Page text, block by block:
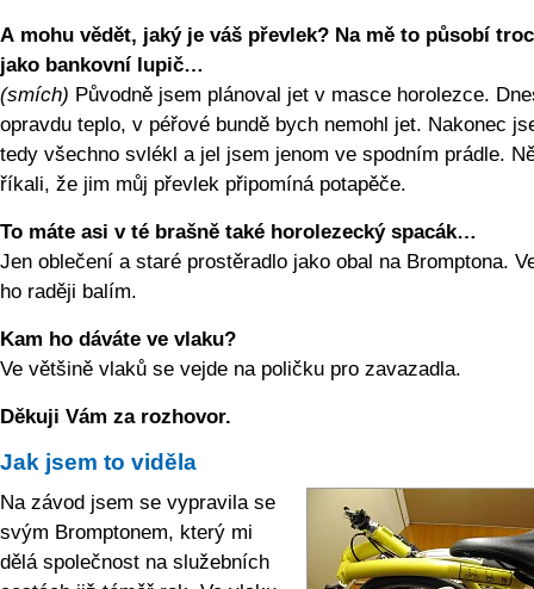
A mohu vědět, jaký je váš převlek? Na mě to působí
jako bankovní lupič…
(smích) Původně jsem plánoval jet v masce horolezce.
opravdu teplo, v péřové bundě bych nemohl jet. Nakonec
tedy všechno svlékl a jel jsem jenom ve spodním prádle.
říkali, že jim můj převlek připomíná potapěče.
To máte asi v té brašně také horolezecký spacák…
Jen oblečení a staré prostěradlo jako obal na Bromptona.
ho raději balím.
Kam ho dáváte ve vlaku?
Ve většině vlaků se vejde na poličku pro zavazadla.
Děkuji Vám za rozhovor.
Jak jsem to viděla
Na závod jsem se vypravila se
svým Bromptonem, který mi
dělá společnost na služebních